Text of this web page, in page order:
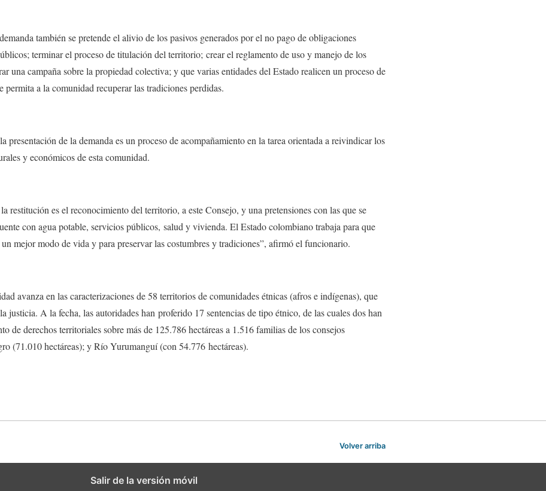
también se pretende el alivio de los pasivos generados por el no pago de obligaciones
terminar el proceso de titulación del territorio; crear el reglamento de uso y manejo de los
una campaña sobre la propiedad colectiva; y que varias entidades del Estado realicen un proceso de
permita a la comunidad recuperar las tradiciones perdidas.
presentación de la demanda es un proceso de acompañamiento en la tarea orientada a reivindicar los
y económicos de esta comunidad.
restitución es el reconocimiento del territorio, a este Consejo, y una pretensiones con las que se
con agua potable, servicios públicos, salud y vivienda. El Estado colombiano trabaja para que
un mejor modo de vida y para preservar las costumbres y tradiciones”, afirmó el funcionario.
avanza en las caracterizaciones de 58 territorios de comunidades étnicas (afros e indígenas), que
justicia. A la fecha, las autoridades han proferido 17 sentencias de tipo étnico, de las cuales dos han
de derechos territoriales sobre más de 125.786 hectáreas a 1.516 familias de los consejos
(71.010 hectáreas); y Río Yurumanguí (con 54.776 hectáreas).
Volver arriba
Salir de la versión móvil